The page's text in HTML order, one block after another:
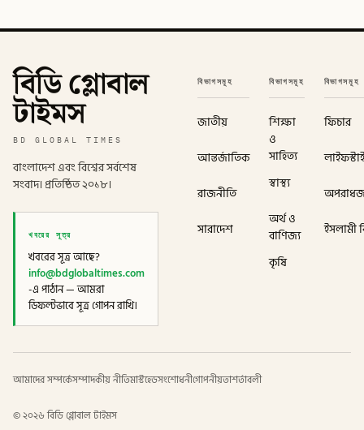
বিডি গ্লোবাল
টাইমস
BD GLOBAL TIMES
বাংলাদেশ এবং বিশ্বের সর্বশেষ
সংবাদ। প্রতিষ্ঠিত ২০১৮।
খবরের সূত্র
খবরের সূত্র আছে?
info@bdglobaltimes.com
-এ পাঠান — আমরা
ডিফল্টভাবে সূত্র গোপন রাখি।
বিভাগসমূহ
জাতীয়
আন্তর্জাতিক
রাজনীতি
সারাদেশ
বিভাগসমূহ
শিক্ষা
ও
সাহিত্য
স্বাস্থ্য
অর্থ ও
বাণিজ্য
কৃষি
বিভাগসমূহ
ফিচার
ইসলামী
আমাদের সম্পর্কেসম্পাদকীয় নীতিমাস্টহেডসংশোধনীগোপনীয়তাশর্তাবলী
©২০২৬ বিডি গ্লোবাল টাইমস